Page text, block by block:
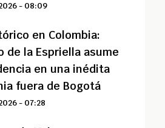
- 08:09
en Colombia:
de la Espriella asume
en una inédita
fuera de Bogotá
- 07:28